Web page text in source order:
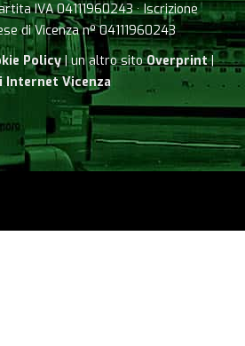
IVA 04111960243 · Iscrizione
di Vicenza nº 04111960243
Policy| un altro sitoOverprint|
Internet Vicenza